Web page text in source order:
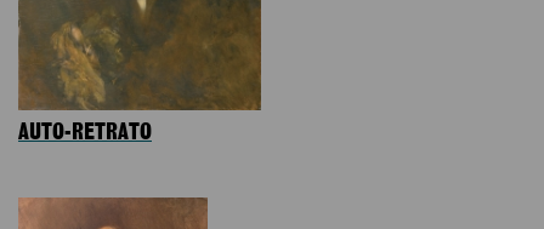
AUTO-RETRATO